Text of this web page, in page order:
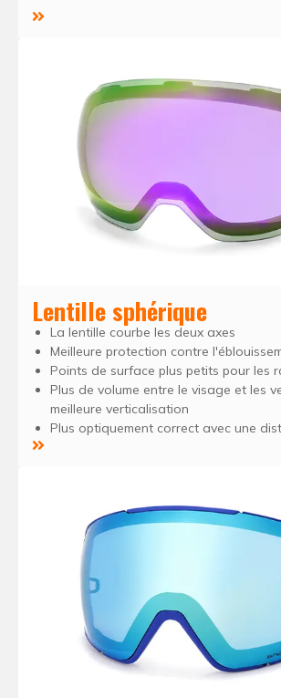
Lentille sphérique
La lentille courbe les deux axes
Meilleure protection contre
Points de surface plus petits pour les
Plus de volume entre le visage et les
meilleure verticalisation
Plus optiquement correct avec une